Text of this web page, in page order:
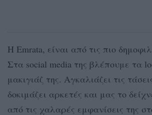
Η Emrata, είναι από τις πιο
Στα social media της βλέπουμε τα
μακιγιάζ της. Αγκαλιάζει τις
δοκιμάζει αρκετές και μας το
από τις χαλαρές εμφανίσεις της